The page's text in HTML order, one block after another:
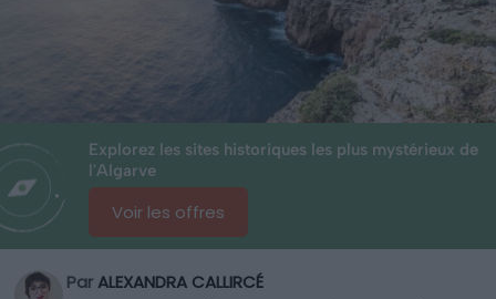
Explorez les sites historiques les plus mystérieux de
l'Algarve
Voir les offres
ParALEXANDRA CALLIRCÉ